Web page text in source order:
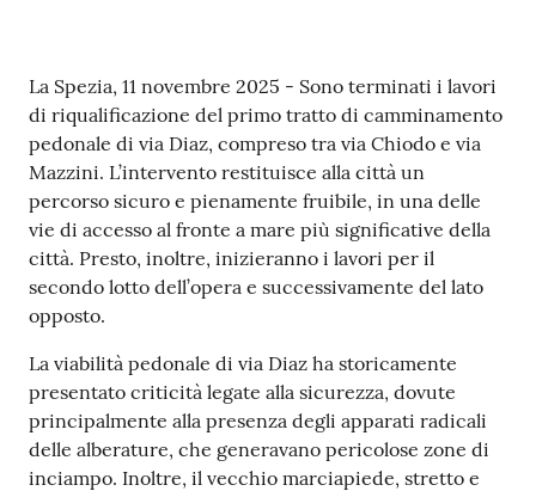
C
e
r
t
i
f
i
c
a
t
i
A
Contenuto
La Spezia, 11 novembre 2025 - Sono terminati i lavori
di riqualificazione del primo tratto di camminamento
pedonale di via Diaz, compreso tra via Chiodo e via
Mazzini. L’intervento restituisce alla città un
percorso sicuro e pienamente fruibile, in una delle
vie di accesso al fronte a mare più significative della
città. Presto, inoltre, inizieranno i lavori per il
secondo lotto dell’opera e successivamente del lato
opposto.
La viabilità pedonale di via Diaz ha storicamente
presentato criticità legate alla sicurezza, dovute
principalmente alla presenza degli apparati radicali
delle alberature, che generavano pericolose zone di
inciampo. Inoltre, il vecchio marciapiede, stretto e